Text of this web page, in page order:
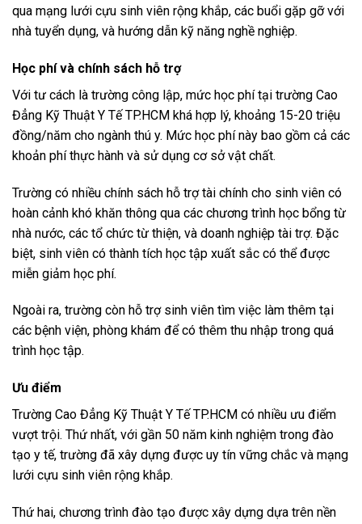
qua mạng lưới cựu sinh viên rộng khắp, các buổi gặp gỡ với
nhà tuyển dụng, và hướng dẫn kỹ năng nghề nghiệp.
Học phí và chính sách hỗ trợ
Với tư cách là trường công lập, mức học phí tại trường Cao
Đẳng Kỹ Thuật Y Tế TP.HCM khá hợp lý, khoảng 15-20 triệu
đồng/năm cho ngành thú y. Mức học phí này bao gồm cả các
khoản phí thực hành và sử dụng cơ sở vật chất.
Trường có nhiều chính sách hỗ trợ tài chính cho sinh viên có
hoàn cảnh khó khăn thông qua các chương trình học bổng từ
nhà nước, các tổ chức từ thiện, và doanh nghiệp tài trợ. Đặc
biệt, sinh viên có thành tích học tập xuất sắc có thể được
miễn giảm học phí.
Ngoài ra, trường còn hỗ trợ sinh viên tìm việc làm thêm tại
các bệnh viện, phòng khám để có thêm thu nhập trong quá
trình học tập.
Ưu điểm
Trường Cao Đẳng Kỹ Thuật Y Tế TP.HCM có nhiều ưu điểm
vượt trội. Thứ nhất, với gần 50 năm kinh nghiệm trong đào
tạo y tế, trường đã xây dựng được uy tín vững chắc và mạng
lưới cựu sinh viên rộng khắp.
Thứ hai, chương trình đào tạo được xây dựng dựa trên nền